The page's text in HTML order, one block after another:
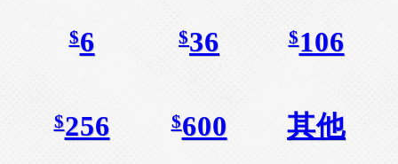
$6 $36 $106
$256 $600 其他